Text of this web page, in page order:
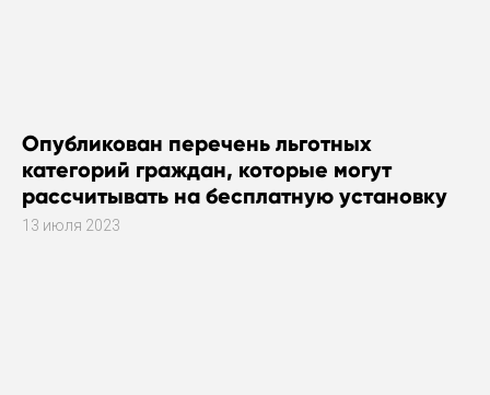
Опубликован перечень льготных
категорий граждан, которые могут
рассчитывать на бесплатную установку
газового оборудования
13 июля 2023